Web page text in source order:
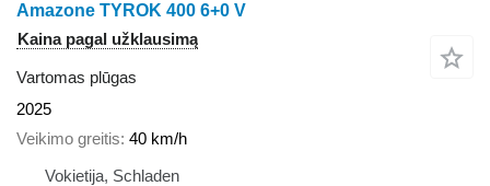
Amazone TYROK 400 6+0 V
Kaina pagal užklausimą
Vartomas plūgas
2025
Veikimo greitis 40 km/h
Vokietija, Schladen